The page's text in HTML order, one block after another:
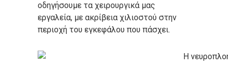
οδηγήσουμε τα χειρουργικά μας
εργαλεία, με ακρίβεια χιλιοστού στην
περιοχή του εγκεφάλου που πάσχει.